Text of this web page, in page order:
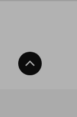
Back To Top